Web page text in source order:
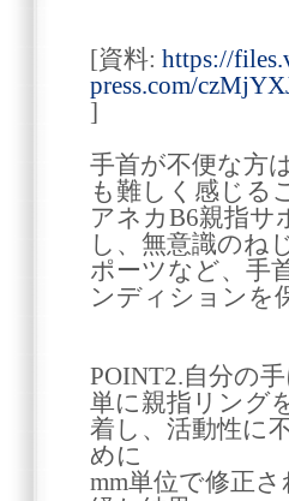
[資料: https://
press.com/
]
手首が不便な方
も難しく感じる
アネカB6親指サ
し、無意識のね
ポーツなど、手
ンディションを
POINT2.自分の
単に親指リング
着し、活動性に
めに
mm単位で修正